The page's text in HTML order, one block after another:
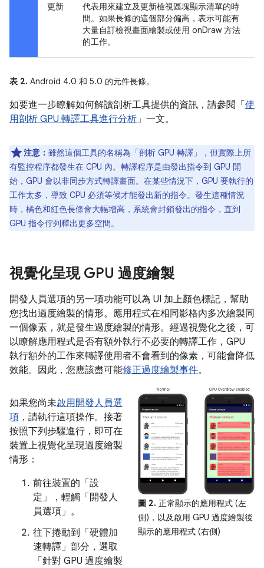
更新
代表用來建立及更新檢視區塊顯示清單的時
間。如果長條的這個部分偏高，表示可能有
大量自訂檢視畫面繪製或使用 onDraw 方法
的工作。
表 2. Android 4.0 和 5.0 的元件長條。
如要進一步瞭解如何解讀剖析工具提供的資訊，請參閱「使
用剖析 GPU 轉譯工具進行分析 」一文。
注意： 雖然這個工具的名稱為「剖析 GPU 轉譯」，但實際上所
有監控程序都發生在 CPU 內。轉譯程序是由發出指令到 GPU 開
始，GPU 會以非同步方式轉譯畫面。在某些情況下，GPU 要執行的
工作太多，導致 CPU 必須等候才能發出新的指令。發生這種情況
時，橘色和紅色長條會大幅增高，系統會封鎖發出的指令，直到
GPU 指令佇列釋出更多空間。
視覺化呈現 GPU 過度繪製
開發人員選項的另一項功能可以為 UI 加上顏色標記，幫助
您找出過度繪製的情形。應用程式在相同影格內多次繪製同
一個像素，就是發生過度繪製的情形。經過視覺化之後，可
以瞭解應用程式是否有額外執行不必要的轉譯工作，GPU
執行額外的工作來轉譯使用者不會看到的像素，可能會降低
效能。因此，您應該盡可能修正過度繪製事件。
如果您尚未啟用開發人員選
項 ，請執行這項操作。接著
按照下列步驟進行，即可在
裝置上視覺化呈現過度繪製
情形：
前往裝置的「設
定」
，輕觸「開發人
員選項」 。
往下捲動到「硬體加
速轉譯」 部分，選取
「針對 GPU 過度繪製
圖 2. 正常顯示的應用程式 (左
側)，以及啟用 GPU 過度繪製後
顯示的應用程式 (右側)